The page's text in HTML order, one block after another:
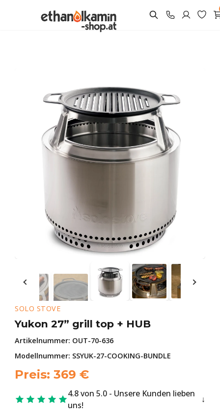
SOLO STOVE
Yukon 27” grill top + HUB
Artikelnummer: OUT-70-636
Modellnummer: SSYUK-27-COOKING-BUNDLE
Preis: 369 €
4.8 von 5.0 - Unsere Kunden lieben
uns!